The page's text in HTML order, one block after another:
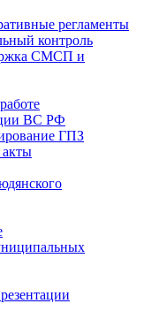
регламенты
контроль
СМСП и
ВС РФ
ГПЗ